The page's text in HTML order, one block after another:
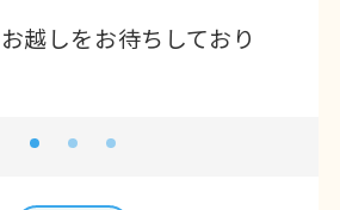
越しをお待ちしており